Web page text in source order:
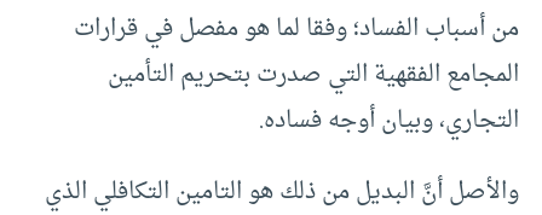
من أسباب الفساد؛ وفقا لما هو مفصل في قرارات
المجامع الفقهية التي صدرت بتحريم التأمين
التجاري، وبيان أوجه فساده.
والأصل أنَّ البديل من ذلك هو التامين التكافلي الذي